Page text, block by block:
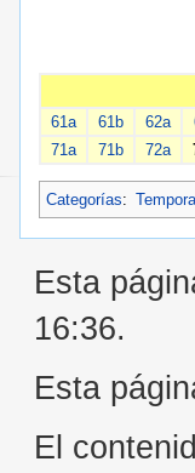
61a 61b 62a
71a
71b 72a
Categorías:
Esta
16:36.
Esta
El